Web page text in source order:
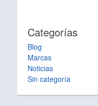
Categorías
Blog
Marcas
Noticias
Sin categoría